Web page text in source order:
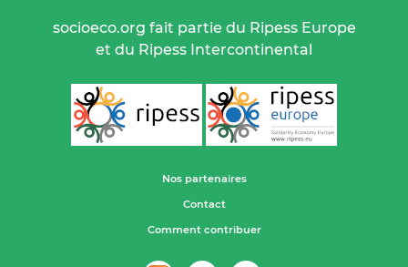
socioeco.org fait partie du Ripess Europe
et du Ripess Intercontinental
Nos partenaires
Contact
Comment contribuer